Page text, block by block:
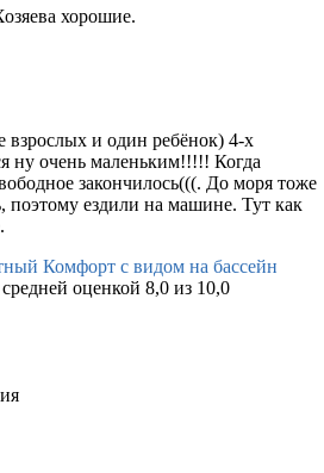
хорошие.
взрослых и один ребёнок) 4-х
ну очень маленьким!!!!! Когда
закончилось(((. До моря тоже
поэтому ездили на машине. Тут как
Комфорт с видом на бассейн
оценкой 8,0 из 10,0